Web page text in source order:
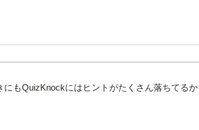
もQuizKnockにはヒントがたくさん落ちてるか